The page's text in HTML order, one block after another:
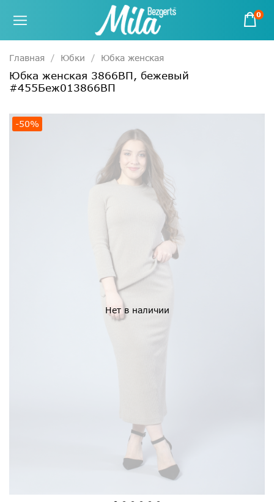
0
Главная Юбки Юбка женская
Юбка женская 3866ВП, бежевый
#455Беж013866ВП
Нет в наличии
-50%